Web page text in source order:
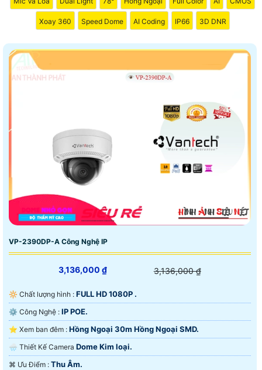
Xoay 360 Speed Dome AI Coding IP66 3D DNR
VP-2390DP-A Công Nghệ IP
3,136,000 ₫ 3,136,000 ₫
🔆 Chất lượng hình : FULL HD 1080P .
⚙ Công Nghệ : IP POE.
⭐ Xem ban đêm : Hồng Ngoại 30m Hồng Ngoại SMD.
🌧️ Thiết Kế Camera Dome Kim loại.
️⌘ Ưu Điểm : Thu Âm.